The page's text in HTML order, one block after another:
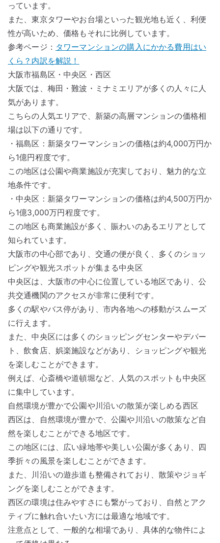
っています。
また、東京タワーやお台場といった観光地も近く、利便
性が高いため、価格もそれに比例しています。
参考ページ： タワーマンションの購入にかかる費用はい
くら？内訳を解説！
大阪市福島区・中央区・西区
大阪では、梅田・難波・ミナミエリアが多くの人々に人
気があります。
こちらの人気エリアで、新築の高層マンションの価格相
場は以下の通りです。
・福島区：新築タワーマンションの価格は約4,000万円か
ら1億円程度です。
この地区は公園や商業施設が充実しており、魅力的な立
地条件です。
・中央区：新築タワーマンションの価格は約4,500万円か
ら1億3,000万円程度です。
この地区も商業施設が多く、賑わいのあるエリアとして
知られています。
大阪市の中心部であり、交通の便が良く、多くのショッ
ピングや観光スポットが集まる中央区
中央区は、大阪市の中心に位置している地区であり、公
共交通機関のアクセスが非常に便利です。
多くの駅やバス停があり、市内各地への移動がスムーズ
に行えます。
また、中央区には多くのショッピングセンターやデパー
ト、飲食店、娯楽施設などがあり、ショッピングや観光
を楽しむことができます。
例えば、心斎橋や道頓堀など、人気のスポットも中央区
に集中しています。
自然環境が豊かで公園や川沿いの散策が楽しめる西区
西区は、自然環境が豊かで、公園や川沿いの散策など自
然を楽しむことができる地区です。
この地区には、広い緑地帯や美しい公園が多くあり、四
季折々の風景を楽しむことができます。
また、川沿いの遊歩道も整備されており、散策やジョギ
ングを楽しむことができます。
西区の環境は住みやすさにも繋がっており、自然とアク
ティブに触れ合いたい方には最適な地域です。
注意点として、一般的な相場であり、具体的な物件によ